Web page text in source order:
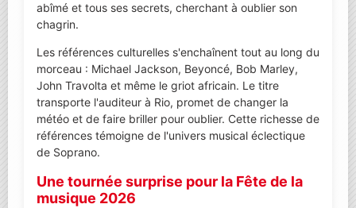
abîmé et tous ses secrets, cherchant à oublier son
chagrin.
Les références culturelles s'enchaînent tout au long du
morceau : Michael Jackson, Beyoncé, Bob Marley,
John Travolta et même le griot africain. Le titre
transporte l'auditeur à Rio, promet de changer la
météo et de faire briller pour oublier. Cette richesse de
références témoigne de l'univers musical éclectique
de Soprano.
Une tournée surprise pour la Fête de la
musique 2026